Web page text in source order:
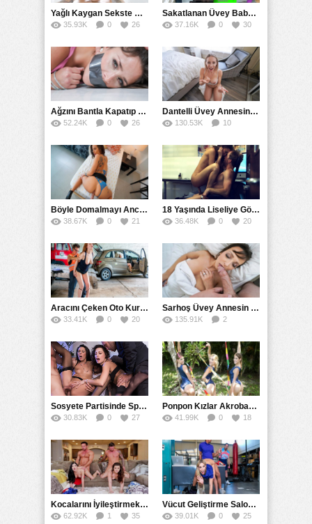
Yağlı Kaygan Sekste Nadir Bulunan Eşleşme Sikişi
35.93K 0 26
Sakatlanan Üvey Babalarını Değişip Sikişerek İyileştiren Kızlar
37.16K 0 30
Ağzını Bantla Kapatıp Tecavüzle Zevke Getirdi
52.24K 0 26
Dantelli Üvey Annesinin Yüzüne Boşalınca Sikiş Başladı
130.53K
10
Böyle Domalmayı Ancak Sekreter Patronu İçin Yapabilir
38.67K 0 21
18 Yaşında Liseliye Göre Yüksek Seviyede Sert Sikiş
36.48K 0 20
Aracını Çeken Oto Kurtarıcının Yarağını Amına Çekti
33.41K 0 20
Sarhoş Üvey Annesin Uyurken Ağzına Sürttü
135.91K
2
Sosyete Partisinde Spontane Eş Değiştirip Sikiştiler
30.83K 0 27
Ponpon Kızlar Akrobasi Sikiş Üçlüsü Grubu Yaptı
41.99K 0 18
Kocalarını İyileştirmek İçin Yan Yana Değişerek Sikiştiler
62.92K 1 35
Vücut Geliştirme Salonunda Kaçak Sikiş Geliştirdi
39.01K 0 25